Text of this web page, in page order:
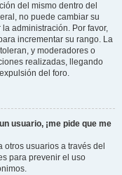
del mismo dentro del
no puede cambiar su
administración. Por favor,
incrementar su rango. La
y moderadores o
realizadas, llegando
del foro.
usuario, ¡me pide que me
usuarios a través del
para prevenir el uso